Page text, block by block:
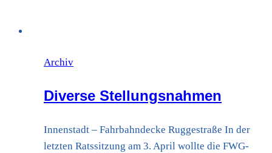
Archiv
Diverse Stellungsnahmen
Innenstadt – Fahrbahndecke Ruggestraße In der
letzten Ratssitzung am 3. April wollte die FWG-